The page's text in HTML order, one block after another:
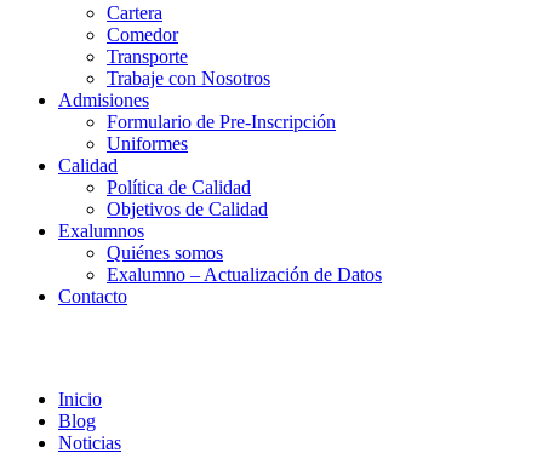
Cartera
Comedor
Transporte
Trabaje con Nosotros
Admisiones
Formulario de Pre-Inscripción
Uniformes
Calidad
Política de Calidad
Objetivos de Calidad
Exalumnos
Quiénes somos
Exalumno – Actualización de Datos
Contacto
Inicio
Blog
Noticias